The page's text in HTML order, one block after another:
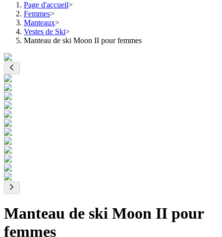
Page d'accueil>
Femmes>
Manteaux>
Vestes de Ski>
Manteau de ski Moon II pour femmes
Manteau de ski Moon II pour
femmes